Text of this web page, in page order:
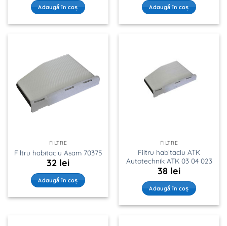
Adaugă în coș Adaugă în coș
FILTRE
Filtru habitaclu Asam 70375
32 lei
Adaugă în coș
FILTRE
Filtru habitaclu ATK
Autotechnik ATK 03 04 023
38 lei
Adaugă în coș